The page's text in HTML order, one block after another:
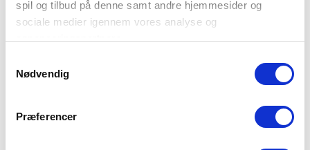
spil og tilbud på denne samt andre hjemmesider og
sociale medier igennem vores analyse og
Du kan læse mere om vores brug af cookies under
"Detaljer" eller ved at klikke videre til vores Cookiepolitik,
Nødvendig
Præferencer